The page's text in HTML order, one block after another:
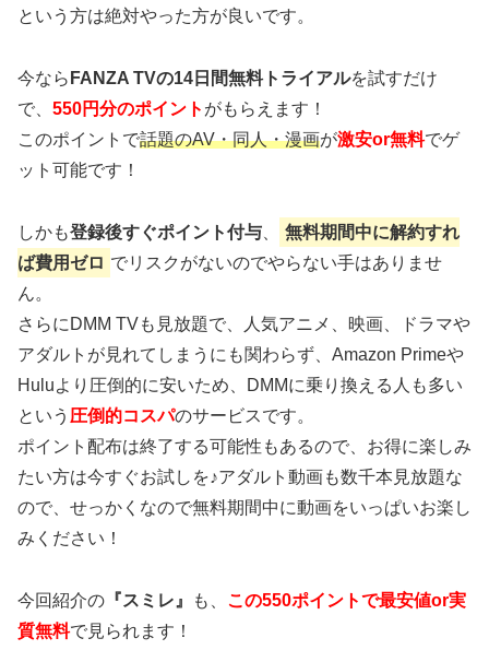
という方は絶対やった方が良いです。
今なら FANZA TVの14日間無料トライアルを試すだけ
で、 550円分のポイント がもらえます！
このポイントで話題のAV・同人・漫画が激安or無料でゲ
ット可能です！
しかも登録後すぐポイント付与
無料期間中に解約すれ
ば費用ゼロ でリスクがないのでやらない手はありませ
ん。
さらにDMM TVも見放題で、人気アニメ、映画、ドラマや
アダルトが見れてしまうにも関わらず、Amazon Primeや
Huluより圧倒的に安いため、DMMに乗り換える人も多い
という 圧倒的コスパのサービスです。
ポイント配布は終了する可能性もあるので、お得に楽しみ
たい方は今すぐお試しを♪アダルト動画も数千本見放題な
ので、せっかくなので無料期間中に動画をいっぱいお楽し
みください！
今回紹介の 『スミレ』 も、 この550ポイントで最安値or実
質無料で見られます！